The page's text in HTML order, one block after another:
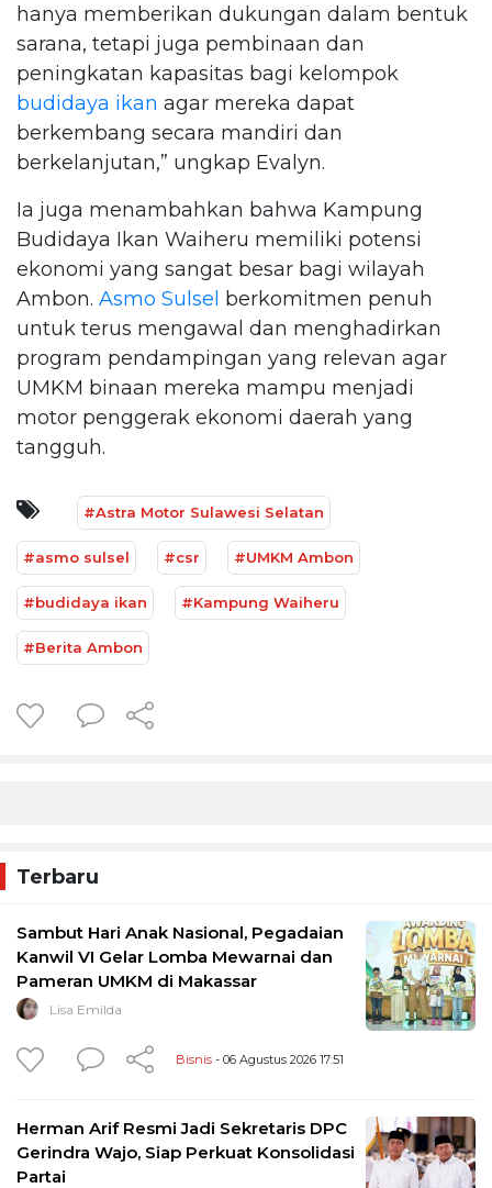
hanya memberikan dukungan dalam bentuk
sarana, tetapi juga pembinaan dan
peningkatan kapasitas bagi kelompok
budidaya ikan agar mereka dapat
berkembang secara mandiri dan
berkelanjutan,” ungkap Evalyn.
Ia juga menambahkan bahwa Kampung
Budidaya Ikan Waiheru memiliki potensi
ekonomi yang sangat besar bagi wilayah
Ambon. Asmo Sulsel berkomitmen penuh
untuk terus mengawal dan menghadirkan
program pendampingan yang relevan agar
UMKM binaan mereka mampu menjadi
motor penggerak ekonomi daerah yang
tangguh.
#Astra Motor Sulawesi Selatan
#asmo sulsel #csr #UMKM Ambon
#budidaya ikan #Kampung Waiheru
#Berita Ambon
Terbaru
Sambut Hari Anak Nasional, Pegadaian
Kanwil VI Gelar Lomba Mewarnai dan
Pameran UMKM di Makassar
Lisa Emilda
Bisnis - 06 Agustus 2026 17:51
Herman Arif Resmi Jadi Sekretaris DPC
Gerindra Wajo, Siap Perkuat Konsolidasi
Partai